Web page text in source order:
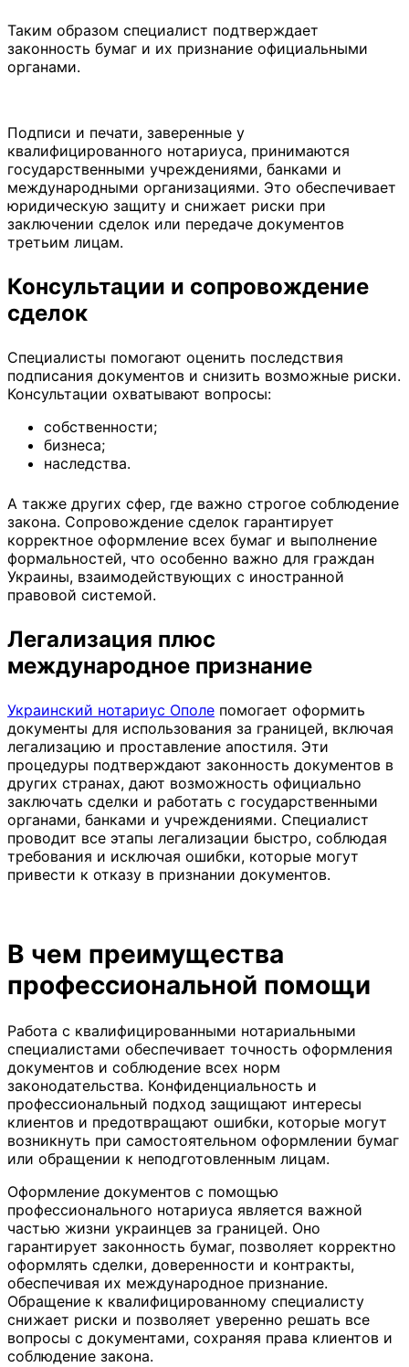
Таким образом специалист подтверждает
законность бумаг и их признание официальными
органами.
Подписи и печати, заверенные у
квалифицированного нотариуса, принимаются
государственными учреждениями, банками и
международными организациями. Это обеспечивает
юридическую защиту и снижает риски при
заключении сделок или передаче документов
третьим лицам.
Консультации и сопровождение
сделок
Специалисты помогают оценить последствия
подписания документов и снизить возможные риски.
Консультации охватывают вопросы:
собственности;
бизнеса;
наследства.
А также других сфер, где важно строгое соблюдение
закона. Сопровождение сделок гарантирует
корректное оформление всех бумаг и выполнение
формальностей, что особенно важно для граждан
Украины, взаимодействующих с иностранной
правовой системой.
Легализация плюс
международное признание
Украинский нотариус Ополе помогает оформить
документы для использования за границей, включая
легализацию и проставление апостиля. Эти
процедуры подтверждают законность документов в
других странах, дают возможность официально
заключать сделки и работать с государственными
органами, банками и учреждениями. Специалист
проводит все этапы легализации быстро, соблюдая
требования и исключая ошибки, которые могут
привести к отказу в признании документов.
В чем преимущества
профессиональной помощи
Работа с квалифицированными нотариальными
специалистами обеспечивает точность оформления
документов и соблюдение всех норм
законодательства. Конфиденциальность и
профессиональный подход защищают интересы
клиентов и предотвращают ошибки, которые могут
возникнуть при самостоятельном оформлении бумаг
или обращении к неподготовленным лицам.
Оформление документов с помощью
профессионального нотариуса является важной
частью жизни украинцев за границей. Оно
гарантирует законность бумаг, позволяет корректно
оформлять сделки, доверенности и контракты,
обеспечивая их международное признание.
Обращение к квалифицированному специалисту
снижает риски и позволяет уверенно решать все
вопросы с документами, сохраняя права клиентов и
соблюдение закона.